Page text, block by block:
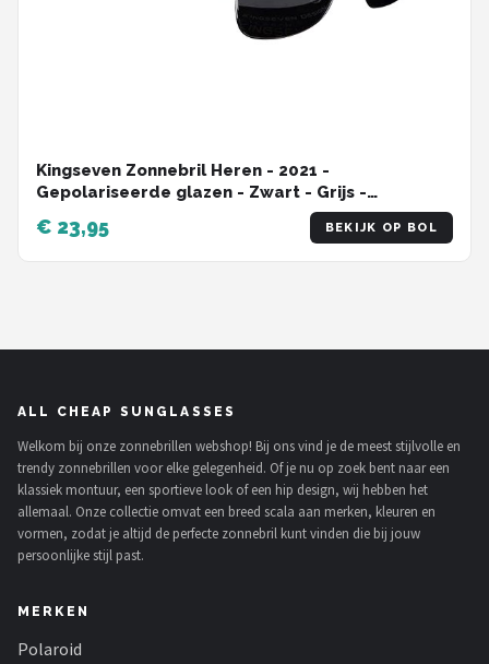
Kingseven Zonnebril Heren - 2021 -
Gepolariseerde glazen - Zwart - Grijs -
€ 23,95 BEKIJK OP BOL
ALL CHEAP SUNGLASSES
Welkom bij onze zonnebrillen webshop! Bij ons vind je de meest stijlvolle en
trendy zonnebrillen voor elke gelegenheid. Of je nu op zoek bent naar een
klassiek montuur, een sportieve look of een hip design, wij hebben het
allemaal. Onze collectie omvat een breed scala aan merken, kleuren en
vormen, zodat je altijd de perfecte zonnebril kunt vinden die bij jouw
persoonlijke stijl past.
MERKEN
Polaroid